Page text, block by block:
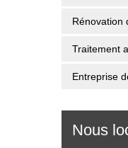
Rénovation
Traitement
Entreprise
Nous